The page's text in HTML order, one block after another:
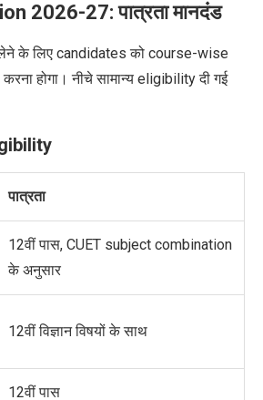
2026-27: पात्रता मानदंड
के लिए candidates को course-wise
होगा। नीचे सामान्य eligibility दी गई
पात्रता
12वीं पास, CUET subject combination
के अनुसार
12वीं विज्ञान विषयों के साथ
12वीं पास